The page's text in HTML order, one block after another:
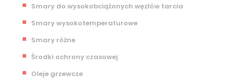
Smary do wysokobciążonych węzłów tarcia
Smary wysokotemperaturowe
Smary różne
Środki ochrony czasowej
Oleje grzewcze